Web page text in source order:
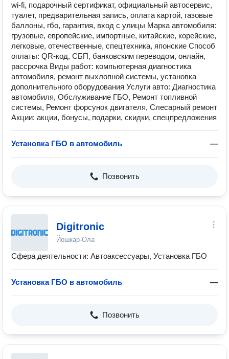
wi-fi, подарочный сертификат, официальный автосервис,
туалет, предварительная запись, оплата картой, газовые
баллоны, гбо, гарантия, вход с улицы Марка автомобиля:
грузовые, европейские, импортные, китайские, корейские,
легковые, отечественные, спецтехника, японские Способ
оплаты: QR-код, СБП, банковским переводом, онлайн,
рассрочка Виды работ: компьютерная диагностика
автомобиля, ремонт выхлопной системы, установка
дополнительного оборудования Услуги авто: Диагностика
автомобиля, Обслуживание ГБО, Ремонт топливной
системы, Ремонт форсунок двигателя, Слесарный ремонт
Акции: акции, бонусы, подарки, скидки, спецпредложения
Установка ГБО в автомобиль —
Позвонить
Digitronic
Йошкар-Ола
Сфера деятельности: Автоаксессуары, Установка ГБО
Установка ГБО в автомобиль —
Позвонить